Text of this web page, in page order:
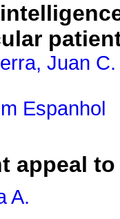
Juan C.
Espanhol
appeal to
A.